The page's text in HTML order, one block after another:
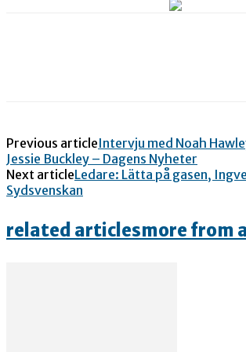
Previous articleIntervju med Noah
Jessie Buckley – Dagens Nyheter
Next articleLedare: Lätta på gasen,
Sydsvenskan
related articlesmore from